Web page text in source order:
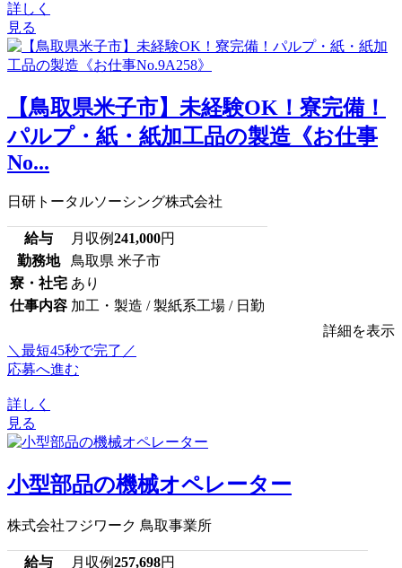
詳しく
見る
【鳥取県米子市】未経験OK！寮完備！
パルプ・紙・紙加工品の製造《お仕事
No...
日研トータルソーシング株式会社
給与 月収例241,000円
勤務地
鳥取県 米子市
寮・社宅 あり
仕事内容 加工・製造 / 製紙系工場 / 日勤
詳細を表示
＼最短45秒で完了／
応募へ進む
詳しく
見る
小型部品の機械オペレーター
株式会社フジワーク 鳥取事業所
給与 月収例257,698円